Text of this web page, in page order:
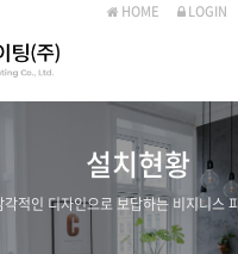
HOME LOGIN
설치현황
적인 디자인으로 보답하는 비지니스